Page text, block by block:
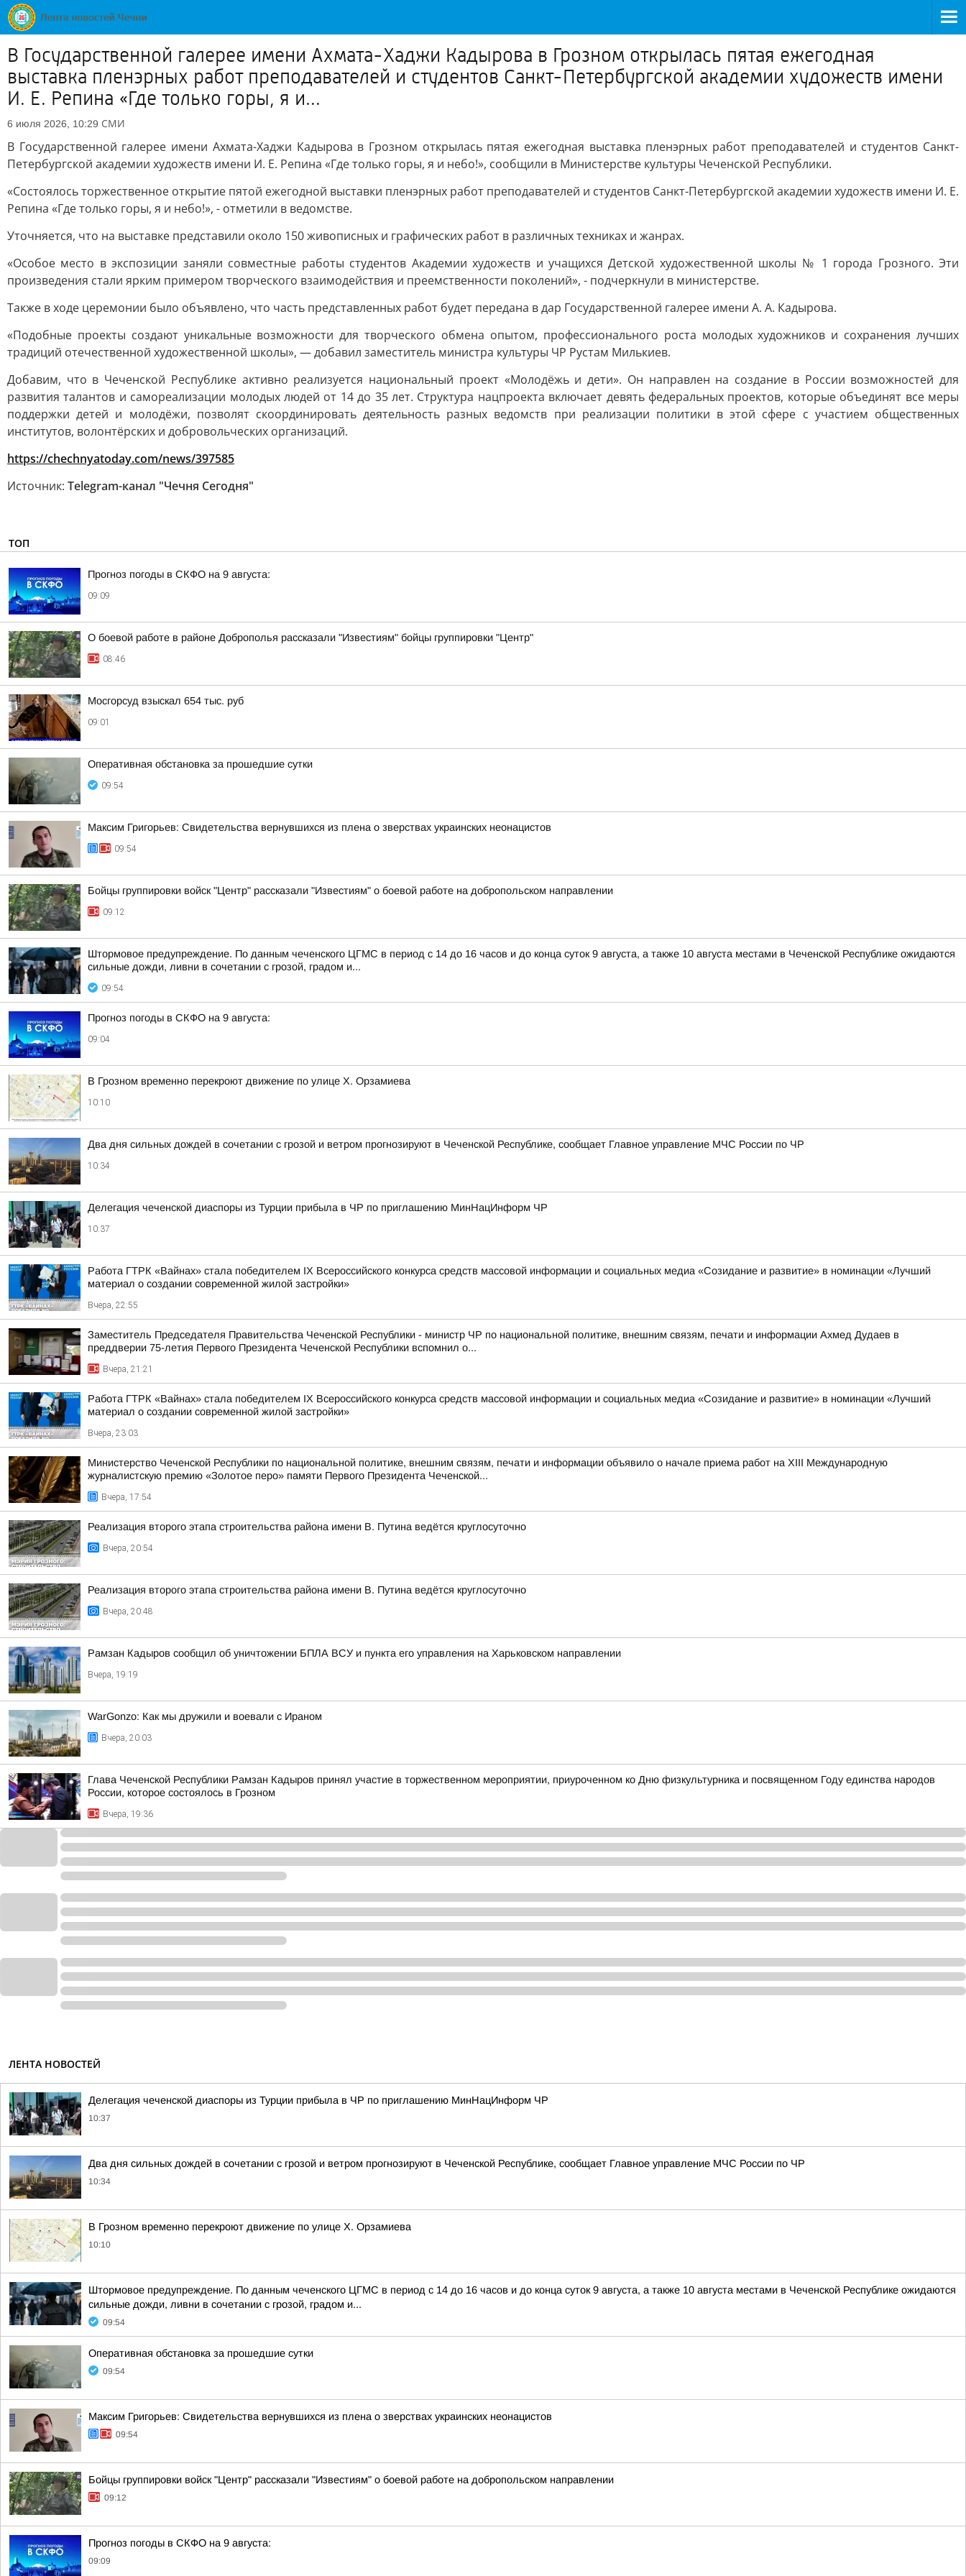
В Государственной галерее имени Ахмата-Хаджи Кадырова в Грозном открылась пятая ежегодная
выставка пленэрных работ преподавателей и студентов Санкт-Петербургской академии художеств имени
И. Е. Репина «Где только горы, я и...
6 июля 2026, 10:29 СМИ
В Государственной галерее имени Ахмата-Хаджи Кадырова в Грозном открылась пятая ежегодная выставка пленэрных работ преподавателей и студентов Санкт-
Петербургской академии художеств имени И. Е. Репина «Где только горы, я и небо!», сообщили в Министерстве культуры Чеченской Республики.
«Состоялось торжественное открытие пятой ежегодной выставки пленэрных работ преподавателей и студентов Санкт-Петербургской академии художеств имени И. Е.
Репина «Где только горы, я и небо!», - отметили в ведомстве.
Уточняется, что на выставке представили около 150 живописных и графических работ в различных техниках и жанрах.
«Особое место в экспозиции заняли совместные работы студентов Академии художеств и учащихся Детской художественной школы № 1 города Грозного. Эти
произведения стали ярким примером творческого взаимодействия и преемственности поколений», - подчеркнули в министерстве.
Также в ходе церемонии было объявлено, что часть представленных работ будет передана в дар Государственной галерее имени А. А. Кадырова.
«Подобные проекты создают уникальные возможности для творческого обмена опытом, профессионального роста молодых художников и сохранения лучших
традиций отечественной художественной школы», — добавил заместитель министра культуры ЧР Рустам Милькиев.
Добавим, что в Чеченской Республике активно реализуется национальный проект «Молодёжь и дети». Он направлен на создание в России возможностей для
развития талантов и самореализации молодых людей от 14 до 35 лет. Структура нацпроекта включает девять федеральных проектов, которые объединят все меры
поддержки детей и молодёжи, позволят скоординировать деятельность разных ведомств при реализации политики в этой сфере с участием общественных
институтов, волонтёрских и добровольческих организаций.
https://chechnyatoday.com/news/397585
Источник: Telegram-канал "Чечня Сегодня"
ТОП
Прогноз погоды в СКФО на 9 августа:
09:09
О боевой работе в районе Доброполья рассказали "Известиям" бойцы группировки "Центр"
08:46
Мосгорсуд взыскал 654 тыс. руб
09:01
Оперативная обстановка за прошедшие сутки
09:54
Максим Григорьев: Свидетельства вернувшихся из плена о зверствах украинских неонацистов
09:54
Бойцы группировки войск "Центр" рассказали "Известиям" о боевой работе на добропольском направлении
09:12
Штормовое предупреждение. По данным чеченского ЦГМС в период с 14 до 16 часов и до конца суток 9 августа, а также 10 августа местами в Чеченской Республике ожидаются
сильные дожди, ливни в сочетании с грозой, градом и...
09:54
Прогноз погоды в СКФО на 9 августа:
09:04
В Грозном временно перекроют движение по улице Х. Орзамиева
10:10
Два дня сильных дождей в сочетании с грозой и ветром прогнозируют в Чеченской Республике, сообщает Главное управление МЧС России по ЧР
10:34
Делегация чеченской диаспоры из Турции прибыла в ЧР по приглашению МинНацИнформ ЧР
10:37
Работа ГТРК «Вайнах» стала победителем IX Всероссийского конкурса средств массовой информации и социальных медиа «Созидание и развитие» в номинации «Лучший
материал о создании современной жилой застройки»
Вчера, 22:55
Заместитель Председателя Правительства Чеченской Республики - министр ЧР по национальной политике, внешним связям, печати и информации Ахмед Дудаев в
преддверии 75-летия Первого Президента Чеченской Республики вспомнил о...
Вчера, 21:21
Работа ГТРК «Вайнах» стала победителем IX Всероссийского конкурса средств массовой информации и социальных медиа «Созидание и развитие» в номинации «Лучший
материал о создании современной жилой застройки»
Вчера, 23:03
Министерство Чеченской Республики по национальной политике, внешним связям, печати и информации объявило о начале приема работ на XIII Международную
журналистскую премию «Золотое перо» памяти Первого Президента Чеченской...
Вчера, 17:54
Реализация второго этапа строительства района имени В. Путина ведётся круглосуточно
Вчера, 20:54
Реализация второго этапа строительства района имени В. Путина ведётся круглосуточно
Вчера, 20:48
Рамзан Кадыров сообщил об уничтожении БПЛА ВСУ и пункта его управления на Харьковском направлении
Вчера, 19:19
WarGonzo: Как мы дружили и воевали с Ираном
Вчера, 20:03
Глава Чеченской Республики Рамзан Кадыров принял участие в торжественном мероприятии, приуроченном ко Дню физкультурника и посвященном Году единства народов
России, которое состоялось в Грозном
Вчера, 19:36
ЛЕНТА НОВОСТЕЙ
Делегация чеченской диаспоры из Турции прибыла в ЧР по приглашению МинНацИнформ ЧР
10:37
Два дня сильных дождей в сочетании с грозой и ветром прогнозируют в Чеченской Республике, сообщает Главное управление МЧС России по ЧР
10:34
В Грозном временно перекроют движение по улице Х. Орзамиева
10:10
Штормовое предупреждение. По данным чеченского ЦГМС в период с 14 до 16 часов и до конца суток 9 августа, а также 10 августа местами в Чеченской Республике ожидаются
сильные дожди, ливни в сочетании с грозой, градом и...
09:54
Оперативная обстановка за прошедшие сутки
09:54
Максим Григорьев: Свидетельства вернувшихся из плена о зверствах украинских неонацистов
09:54
Бойцы группировки войск "Центр" рассказали "Известиям" о боевой работе на добропольском направлении
09:12
Прогноз погоды в СКФО на 9 августа:
09:09